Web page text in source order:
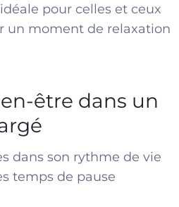
pour celles et ceux
un moment de relaxation
être dans un
dans son rythme de vie
temps de pause